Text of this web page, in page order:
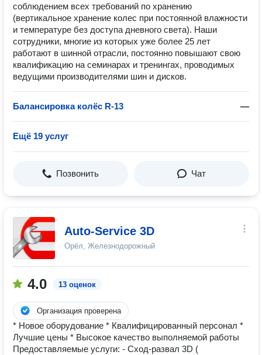
соблюдением всех требований по хранению
(вертикальное хранение колес при постоянной влажности
и температуре без доступа дневного света). Наши
сотрудники, многие из которых уже более 25 лет
работают в шинной отрасли, постоянно повышают свою
квалификацию на семинарах и тренингах, проводимых
ведущими производителями шин и дисков.
Балансировка колёс R-13 —
Ещё 19 услуг
Позвонить Чат
Auto-Service 3D
Орёл, Железнодорожный
4.0 13 оценок
Организация проверена
* Новое оборудование * Квалифицированный персонал *
Лучшие цены * Высокое качество выполняемой работы
Предоставляемые услуги: - Сход-развал 3D (